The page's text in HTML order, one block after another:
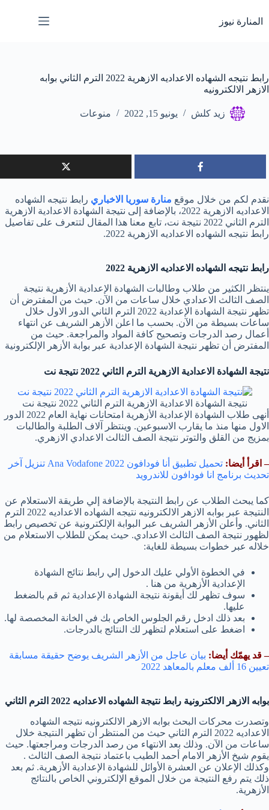
إلى
المحتوى
المنارة نيوز
رابط نتيجه الشهاده الاعداديه الازهرية 2022 الترم الثاني بوابه
الازهر الالكترونيه
زيد كلش يونيو 15, 2022 منوعات
نقدم لكم من خلال موقع منارة سوريا الاخباري رابط نتيجه الشهاده
الاعداديه الازهرية 2022، بالإضافة إلى نتيجة الشهادة الاعدادية الازهرية
الترم الثاني 2022 نتيجة نت، تابع معنا هذا المقال لتتعرف على تفاصيل
رابط نتيجه الشهاده الاعداديه الازهرية 2022.
رابط نتيجه الشهاده الاعداديه الازهرية 2022
ينتظر الكثير من طلاب وطالبات الشهادة الإعدادية الأزهرية نتيجة
الصف الثالث الاعدادي خلال ساعات من الآن. حيث من المفترض أن
تظهر نتيجة الشهادة الإعدادية 2022 الترم الثاني الدور الاول خلال
ساعات بسيطة من الآن. بحسب ما اعلن الأزهر الشريف عن انتهاء
أعمال رصد الدرجات وتصحيح كافة المواد والمراجعة. حيث من
المفترض أن تظهر نتيجة الشهادة الإعدادية عبر بوابة الأزهر الإلكترونية
نتيجة الشهادة الاعدادية الازهرية الترم الثاني 2022 نتيجة نت
نتيجة الشهادة الاعدادية الازهرية الترم الثاني 2022 نتيجة نت
أنهى طلاب الشهادة الإعدادية الأزهرية امتحانات نهاية العام 2022 الدور
الاول منها منذ ما يقارب الاسبوعين. وينتظر آلاف الطلبة والطالبات
بمزيج من القلق والتوتر نتيجة الصف الثالث الاعدادي الازهري.
– اقرأ أيضا:
تحميل تطبيق أنا فودافون 2022 Ana Vodafone تنزيل آخر
تحديث برنامج انا فودافون للاندرويد
كما يبحث الطلاب عن رابط النتيجة بالإضافة إلي طريقة الاستعلام عن
النتيجة عبر بوابه الازهر الالكترونيه نتيجه الشهاده الاعداديه 2022 الترم
الثاني. وأعلن الأزهر الشريف عبر البوابة الإلكترونية عن تخصيص رابط
لظهور نتيجة الصف الثالث الاعدادي. حيث يمكن للطلاب الاستعلام من
خلاله عبر خطوات بسيطة للغاية:
في الخطوة الأولي عليك الدخول إلي رابط نتائج الشهادة
الإعدادية الأزهرية من هنا .
سوف تظهر لك أيقونة نتيجة الشهادة الإعدادية ثم قم بالضغط
عليها.
بعد ذلك ادخل رقم الجلوس الخاص بك في الخانة المخصصة لها.
اضغط على استعلام لتظهر لك النتائج بالدرجات.
– قد يهمّك أيضا: بيان عاجل من الأزهر الشريف يوضح حقيقة مسابقة
تعيين 16 ألف معلم بالمعاهد 2022
بوابه الازهر الالكترونية رابط نتيجة الشهاده الاعداديه 2022 الترم الثاني
وتصدرت محركات البحث بوابه الازهر الالكترونيه نتيجه الشهاده
الاعداديه 2022 الترم الثاني حيث من المنتظر أن تظهر النتيجة خلال
ساعات من الآن. وذلك بعد الانتهاء من رصد الدرجات ومراجعتها. حيث
يقوم شيخ الأزهر الامام أحمد الطيب باعتماد نتيجة الصف الثالث .
وكذلك الإعلان عن العشرة الأوائل للشهادة الإعدادية الأزهرية. ثم بعد
ذلك يتم رفع النتيجة من خلال الموقع الإلكتروني الخاص بالنتائج
الأزهرية.